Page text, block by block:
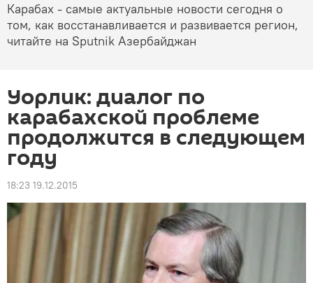
Карабах - самые актуальные новости сегодня о
том, как восстанавливается и развивается регион,
читайте на Sputnik Азербайджан
Уорлик: диалог по
карабахской проблеме
продолжится в следующем
году
18:23 19.12.2015